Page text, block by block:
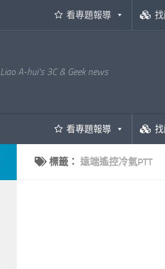
看專題報導
Liao A-hui's 3C & Geek news
看專題報導
標籤： 遠端遙控冷氣PTT